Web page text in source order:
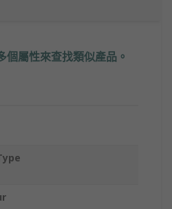
個屬性來查找類似產品。